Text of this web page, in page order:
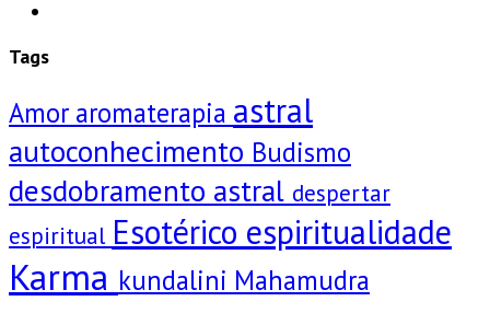
Tags
Amoraromaterapia astral
autoconhecimento Budismo
desdobramento astral despertar
espiritual Esotérico espiritualidade
Karma kundalini Mahamudra